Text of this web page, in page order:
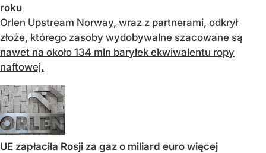
roku
Orlen Upstream Norway, wraz z partnerami, odkrył
złoże, którego zasoby wydobywalne szacowane są
nawet na około 134 mln baryłek ekwiwalentu ropy
naftowej.
UE zapłaciła Rosji za gaz o miliard euro więcej